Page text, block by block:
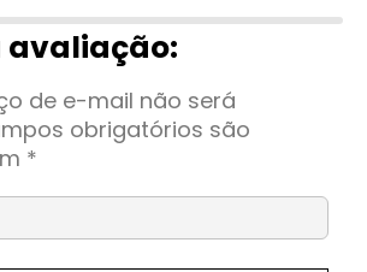
avaliação:
de e-mail não será
obrigatórios são
*